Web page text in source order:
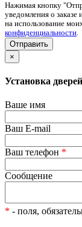
Нажимая кнопку
уведомления о
на использование
конфиденциальности
×
Установка дверей
Ваше имя
Ваш E-mail
Ваш телефон *
Сообщение
* - поля,